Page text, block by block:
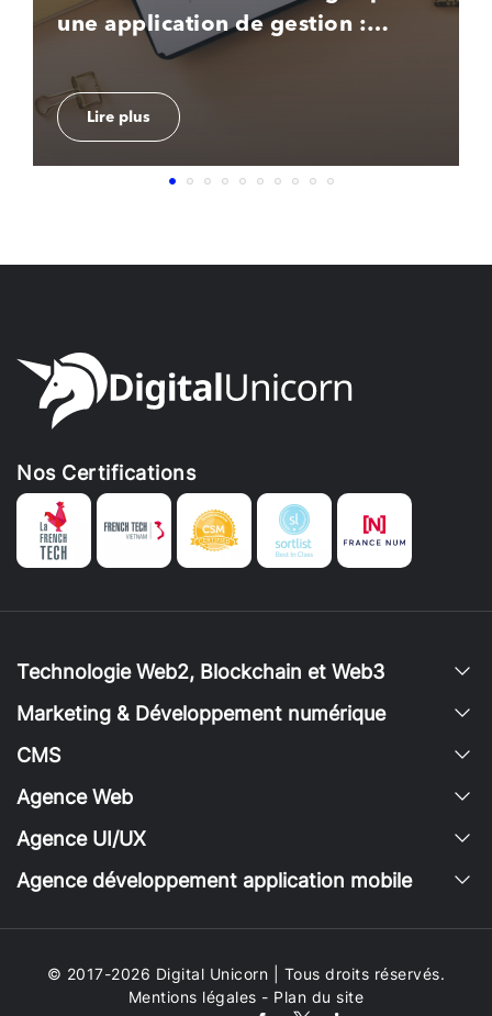
une application de gestion :
modèle et conseils
Lire plus
Nos Certifications
Technologie Web2, Blockchain et Web3
Marketing & Développement numérique
CMS
Agence Web
Agence UI/UX
Agence développement application mobile
© 2017-2026 Digital Unicorn | Tous droits réservés.
Mentions légales - Plan du site